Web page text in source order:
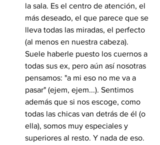
la sala. Es el centro de atención, el
más deseado, el que parece que se
lleva todas las miradas, el perfecto
(al menos en nuestra cabeza).
Suele haberle puesto los cuernos a
todas sus ex, pero aún así nosotras
pensamos: "a mi eso no me va a
pasar" (ejem, ejem...). Sentimos
además que si nos escoge, como
todas las chicas van detrás de él (o
ella), somos muy especiales y
superiores al resto. Y nada de eso.